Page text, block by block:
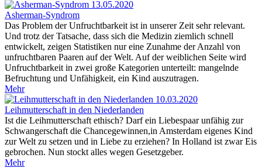
13.05.2020
Asherman-Syndrom
Das Problem der Unfruchtbarkeit ist in unserer Zeit sehr relevant.
Und trotz der Tatsache, dass sich die Medizin ziemlich schnell
entwickelt, zeigen Statistiken nur eine Zunahme der Anzahl von
unfruchtbaren Paaren auf der Welt. Auf der weiblichen Seite wird
Unfruchtbarkeit in zwei große Kategorien unterteilt: mangelnde
Befruchtung und Unfähigkeit, ein Kind auszutragen.
Mehr
10.03.2020
Leihmutterschaft in den Niederlanden
Ist die Leihmutterschaft ethisch? Darf ein Liebespaar unfähig zur
Schwangerschaft die Chancegewinnen,in Amsterdam eigenes Kind
zur Welt zu setzen und in Liebe zu erziehen? In Holland ist zwar Eis
gebrochen. Nun stockt alles wegen Gesetzgeber.
Mehr